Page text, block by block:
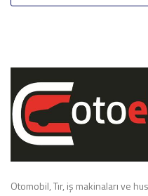
Otomobil, Tır, iş makinaları ve